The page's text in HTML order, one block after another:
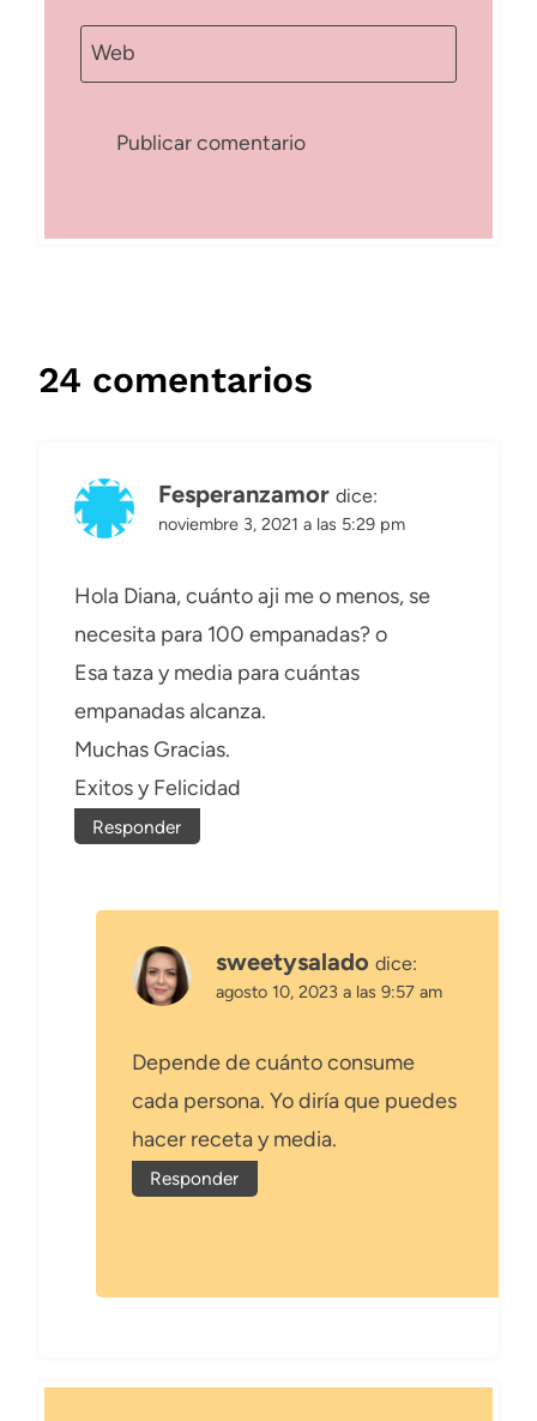
Web
24 comentarios
Fesperanzamor dice:
noviembre 3, 2021 a las 5:29 pm
Hola Diana, cuánto aji me o menos, se
necesita para 100 empanadas? o
Esa taza y media para cuántas
empanadas alcanza.
Muchas Gracias.
Exitos y Felicidad
Responder
sweetysalado dice:
agosto 10, 2023 a las 9:57 am
Depende de cuánto consume
cada persona. Yo diría que puedes
hacer receta y media.
Responder